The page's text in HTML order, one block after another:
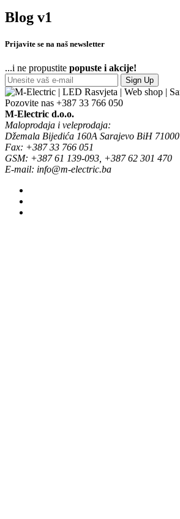
Blog v1
Prijavite se na naš newsletter
...i ne propustite popuste i akcije!
Sign Up
Pozovite nas +387 33 766 050
M-Electric d.o.o.
Maloprodaja i veleprodaja:
Džemala Bijedića 160A Sarajevo BiH 71000
Fax: +387 33 766 051
GSM: +387 61 139-093, +387 62 301 470
E-mail: info@m-electric.ba